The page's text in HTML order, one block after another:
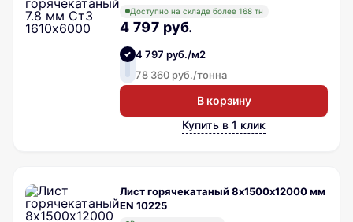
Доступно на складе более 168 тн
4 797 руб.
4 797 руб./м2
78 360 руб./тонна
В корзину
Купить в 1 клик
Лист горячекатаный 8х1500х12000 мм
EN 10225